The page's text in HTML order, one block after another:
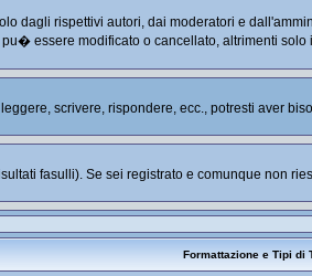
dagli rispettivi autori, dai moderatori e
essere modificato o cancellato, altrimenti
scrivere, rispondere, ecc., potresti aver
fasulli). Se sei registrato e comunque non
Formattazione e Tipi di